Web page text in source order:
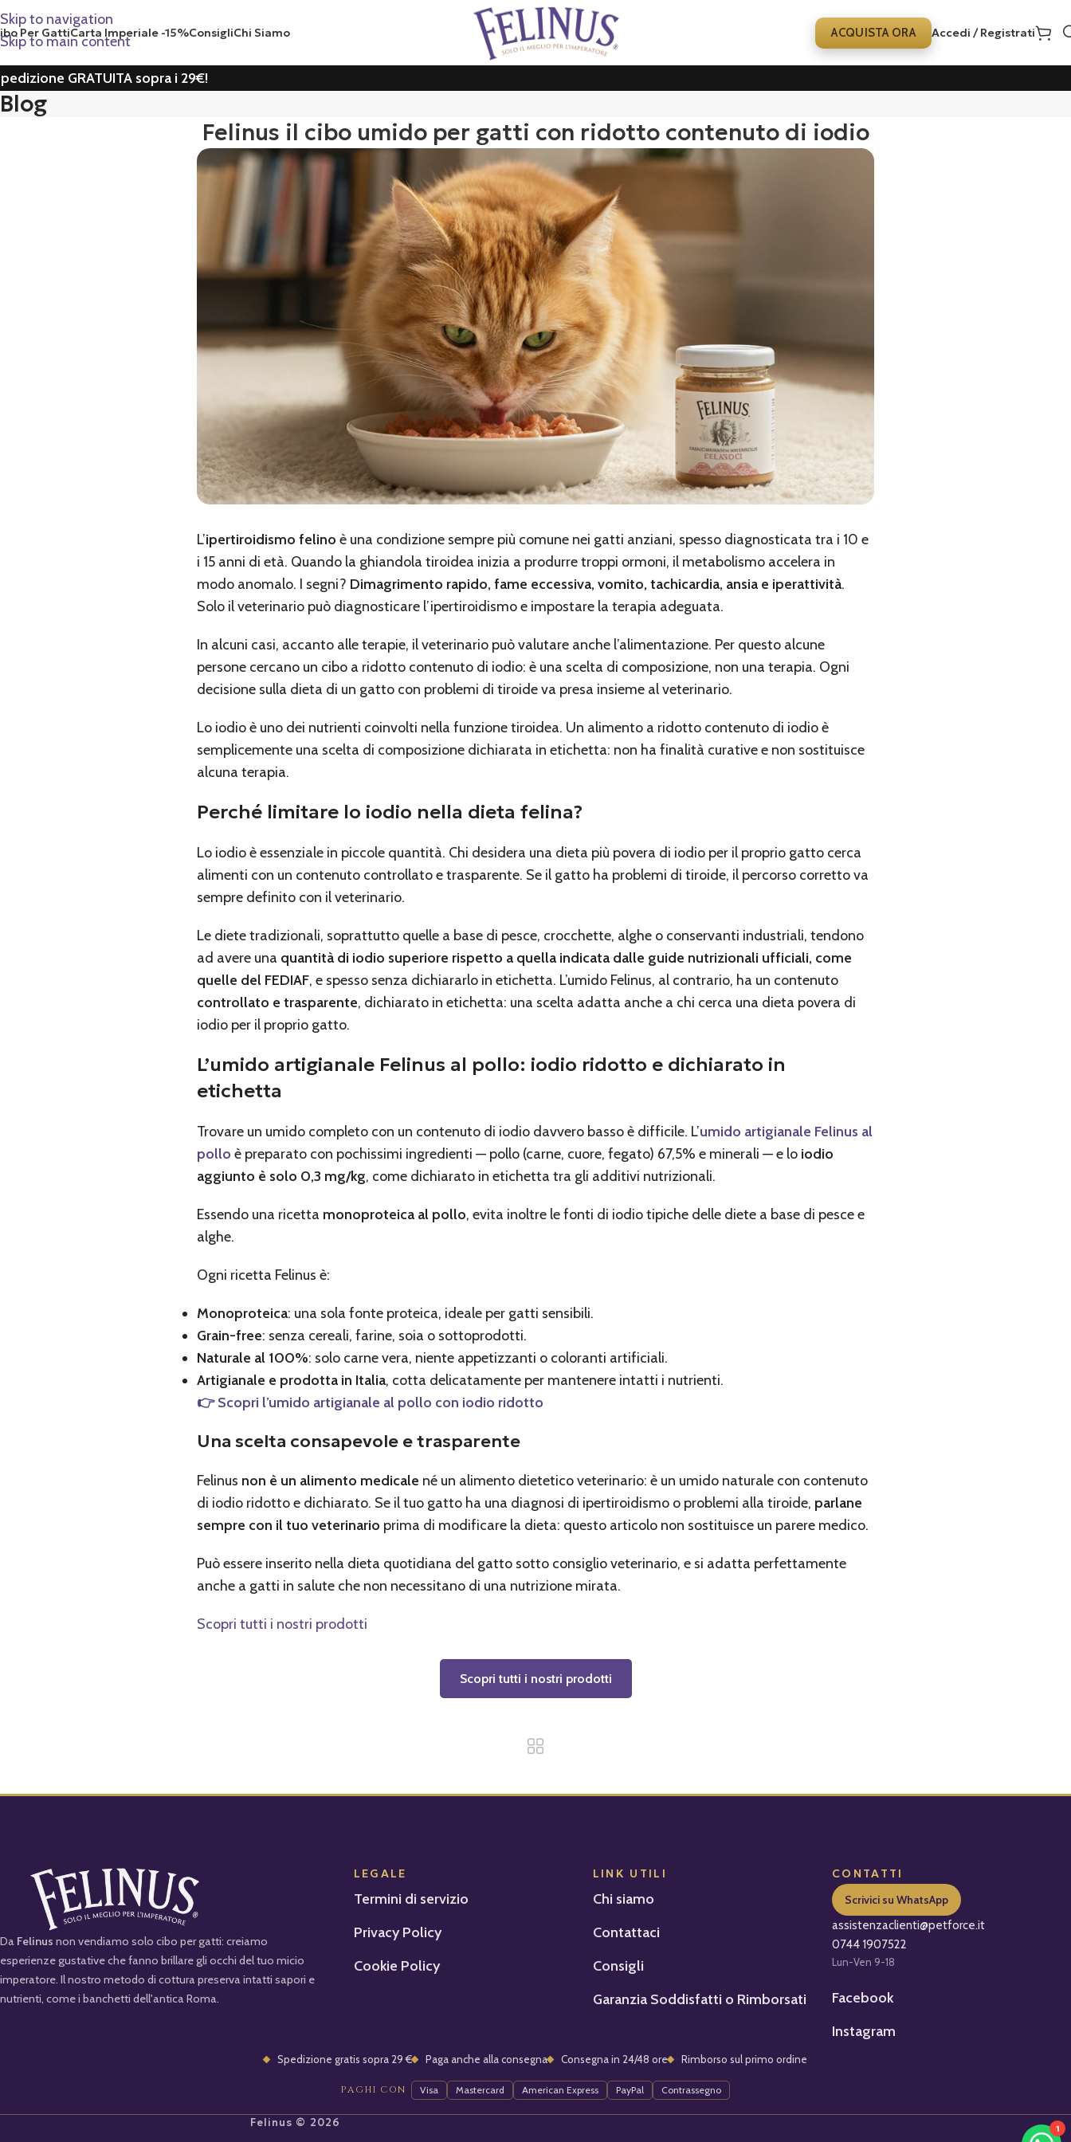
Skip to navigation
Skip to main content
Per GattiCarta Imperiale -15%ConsigliChi Siamo ACQUISTA ORA Accedi / Registrati
GRATUITA sopra i 29€!
Blog
Felinus il cibo umido per gatti con ridotto contenuto di iodio
L’ipertiroidismo felino è una condizione sempre più comune nei gatti anziani, spesso diagnosticata tra i 10 e
i 15 anni di età. Quando la ghiandola tiroidea inizia a produrre troppi ormoni, il metabolismo accelera in
modo anomalo. I segni? Dimagrimento rapido, fame eccessiva, vomito, tachicardia, ansia e iperattività.
Solo il veterinario può diagnosticare l’ipertiroidismo e impostare la terapia adeguata.
In alcuni casi, accanto alle terapie, il veterinario può valutare anche l’alimentazione. Per questo alcune
persone cercano un cibo a ridotto contenuto di iodio: è una scelta di composizione, non una terapia. Ogni
decisione sulla dieta di un gatto con problemi di tiroide va presa insieme al veterinario.
Lo iodio è uno dei nutrienti coinvolti nella funzione tiroidea. Un alimento a ridotto contenuto di iodio è
semplicemente una scelta di composizione dichiarata in etichetta: non ha finalità curative e non sostituisce
alcuna terapia.
Perché limitare lo iodio nella dieta felina?
Lo iodio è essenziale in piccole quantità. Chi desidera una dieta più povera di iodio per il proprio gatto cerca
alimenti con un contenuto controllato e trasparente. Se il gatto ha problemi di tiroide, il percorso corretto va
sempre definito con il veterinario.
Le diete tradizionali, soprattutto quelle a base di pesce, crocchette, alghe o conservanti industriali, tendono
ad avere una quantità di iodio superiore rispetto a quella indicata dalle guide nutrizionali ufficiali, come
quelle del FEDIAF, e spesso senza dichiararlo in etichetta. L’umido Felinus, al contrario, ha un contenuto
controllato e trasparente, dichiarato in etichetta: una scelta adatta anche a chi cerca una dieta povera di
iodio per il proprio gatto.
L’umido artigianale Felinus al pollo: iodio ridotto e dichiarato in
etichetta
Trovare un umido completo con un contenuto di iodio davvero basso è difficile. L’umido artigianale Felinus al
pollo è preparato con pochissimi ingredienti — pollo (carne, cuore, fegato) 67,5% e minerali — e lo iodio
aggiunto è solo 0,3 mg/kg, come dichiarato in etichetta tra gli additivi nutrizionali.
Essendo una ricetta monoproteica al pollo, evita inoltre le fonti di iodio tipiche delle diete a base di pesce e
alghe.
Ogni ricetta Felinus è:
Monoproteica: una sola fonte proteica, ideale per gatti sensibili.
Grain-free: senza cereali, farine, soia o sottoprodotti.
Naturale al 100%: solo carne vera, niente appetizzanti o coloranti artificiali.
Artigianale e prodotta in Italia, cotta delicatamente per mantenere intatti i nutrienti.
👉 Scopri l’umido artigianale al pollo con iodio ridotto
Una scelta consapevole e trasparente
Felinus non è un alimento medicale né un alimento dietetico veterinario: è un umido naturale con contenuto
di iodio ridotto e dichiarato. Se il tuo gatto ha una diagnosi di ipertiroidismo o problemi alla tiroide, parlane
sempre con il tuo veterinario prima di modificare la dieta: questo articolo non sostituisce un parere medico.
Può essere inserito nella dieta quotidiana del gatto sotto consiglio veterinario, e si adatta perfettamente
anche a gatti in salute che non necessitano di una nutrizione mirata.
Scopri tutti i nostri prodotti
Scopri tutti i nostri prodotti
Da Felinus non vendiamo solo cibo per gatti: creiamo
esperienze gustative che fanno brillare gli occhi del tuo micio
imperatore. Il nostro metodo di cottura preserva intatti sapori e
nutrienti, come i banchetti dell'antica Roma.
LEGALE
Termini di servizio
Privacy Policy
Cookie Policy
LINK UTILI
Chi siamo
Contattaci
Consigli
Garanzia Soddisfatti o Rimborsati
CONTATTI
Scrivici su WhatsApp
assistenzaclienti@petforce.it
0744 1907522
Lun-Ven 9-18
Facebook
Instagram
Spedizione gratis sopra 29 € Paga anche alla consegna Consegna in 24/48 ore Rimborso sul primo ordine
PAGHI CON Visa Mastercard American Express PayPal Contrassegno
Felinus © 2026